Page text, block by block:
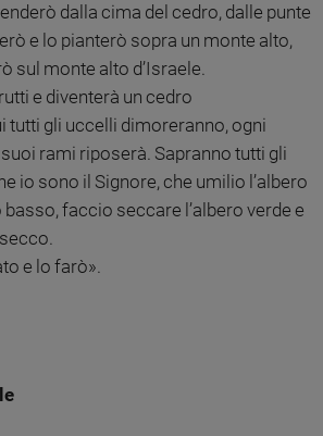
dalla cima del cedro, dalle punte
e lo pianterò sopra un monte alto,
sul monte alto d’Israele.
e diventerà un cedro
tutti gli uccelli dimoreranno, ogni
rami riposerà. Sapranno tutti gli
io sono il Signore, che umilio l’albero
basso, faccio seccare l’albero verde e
e lo farò».